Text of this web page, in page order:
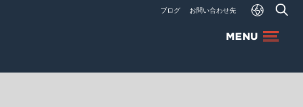
ブログ お問い合わせ先
MENU